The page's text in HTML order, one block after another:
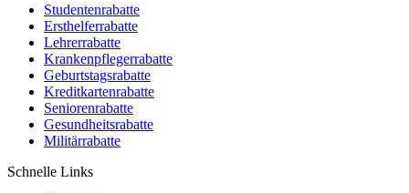
Studentenrabatte
Ersthelferrabatte
Lehrerrabatte
Krankenpflegerrabatte
Geburtstagsrabatte
Kreditkartenrabatte
Seniorenrabatte
Gesundheitsrabatte
Militärrabatte
Schnelle Links